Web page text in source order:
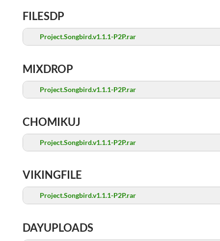
FILESDP
Project.Songbird.v1.1.1-P2P.rar
MIXDROP
Project.Songbird.v1.1.1-P2P.rar
CHOMIKUJ
Project.Songbird.v1.1.1-P2P.rar
VIKINGFILE
Project.Songbird.v1.1.1-P2P.rar
DAYUPLOADS